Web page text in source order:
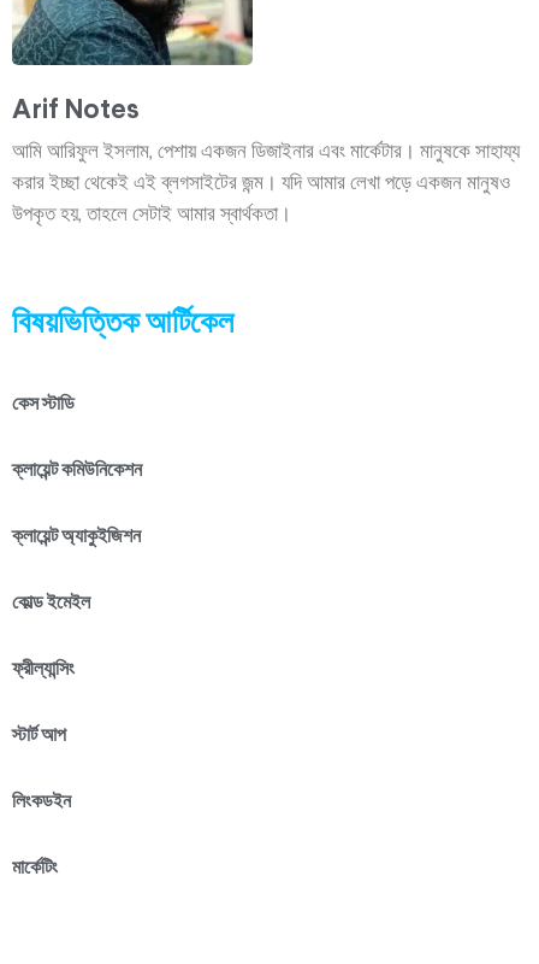
Arif Notes
আমি আরিফুল ইসলাম, পেশায় একজন ডিজাইনার এবং মার্কেটার। মানুষকে সাহায্য
করার ইচ্ছা থেকেই এই ব্লগসাইটের জন্ম। যদি আমার লেখা পড়ে একজন মানুষও
উপকৃত হয়, তাহলে সেটাই আমার স্বার্থকতা।
বিষয়ভিত্তিক আর্টিকেল
কেস স্টাডি
ক্লায়েন্ট কমিউনিকেশন
ক্লায়েন্ট অ্যাকুইজিশন
কোল্ড ইমেইল
ফ্রীল্যান্সিং
স্টার্ট আপ
লিংকডইন
মার্কেটিং